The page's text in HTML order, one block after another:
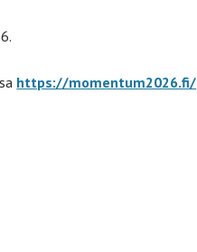
https://momentum2026.fi/